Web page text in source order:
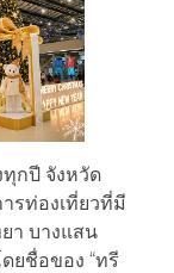
กปี จังหวัด
รท่องเที่ยวที่มี
า บางแสน
ยชื่อของ “ทรี